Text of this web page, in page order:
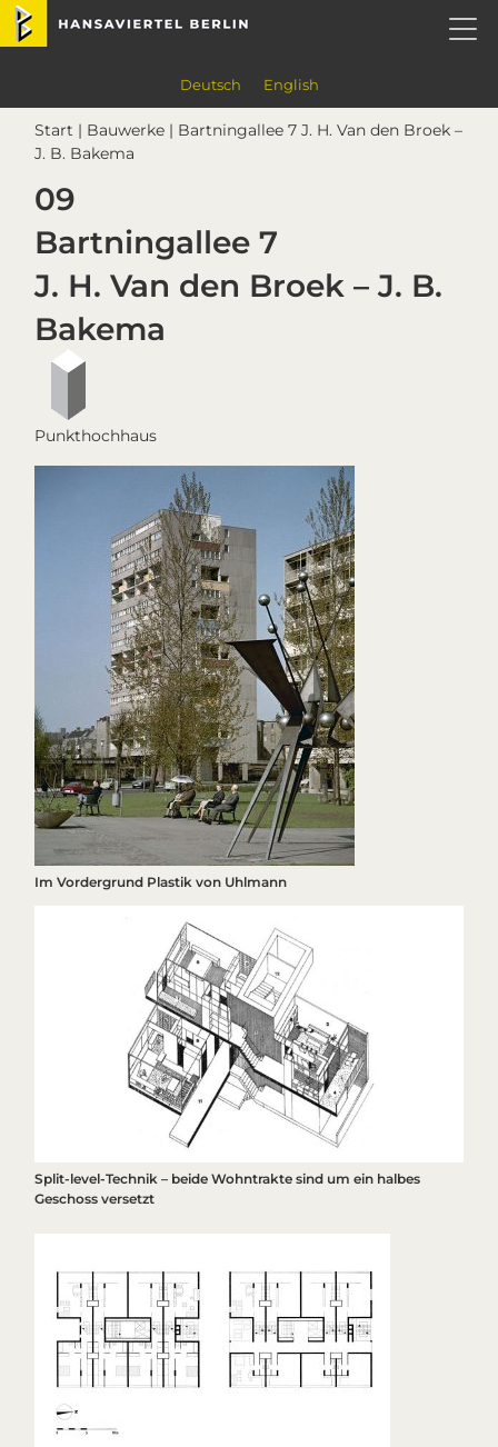
Skip
Skip
Skip
Skip
Deutsch English
Start | Bauwerke | Bartningallee 7 J. H. Van den Broek –
J. B. Bakema
09
Bartningallee 7
J. H. Van den Broek – J. B.
Bakema
Punkthochhaus
Im Vordergrund Plastik von Uhlmann
Split-level-Technik – beide Wohntrakte sind um ein halbes
Geschoss versetzt